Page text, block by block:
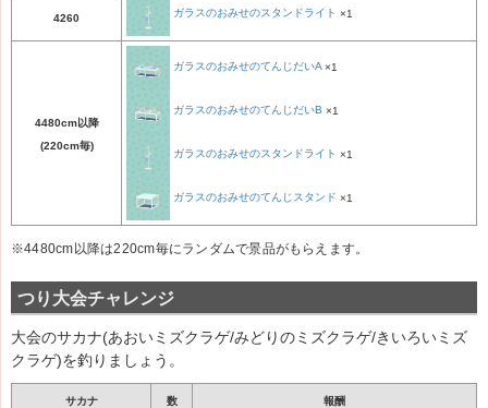
ガラスのおみせのスタンドライト ×1
4260
4480cm以降
(220cm毎)
ガラスのおみせのてんじだいA ×1
ガラスのおみせのてんじだいB ×1
ガラスのおみせのスタンドライト ×1
ガラスのおみせのてんじスタンド ×1
※4480cm以降は220cm毎にランダムで景品がもらえます。
つり大会チャレンジ
大会のサカナ(あおいミズクラゲ/みどりのミズクラゲ/きいろいミズ
クラゲ)を釣りましょう。
サカナ 数 報酬